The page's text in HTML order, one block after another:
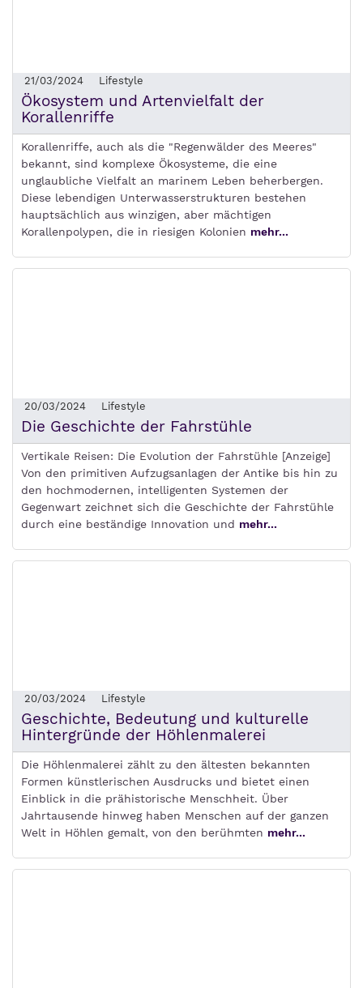
21/03/2024 Lifestyle
Ökosystem und Artenvielfalt der
Korallenriffe
Korallenriffe, auch als die "Regenwälder des Meeres"
bekannt, sind komplexe Ökosysteme, die eine
unglaubliche Vielfalt an marinem Leben beherbergen.
Diese lebendigen Unterwasserstrukturen bestehen
hauptsächlich aus winzigen, aber mächtigen
Korallenpolypen, die in riesigen Kolonien mehr...
20/03/2024 Lifestyle
Die Geschichte der Fahrstühle
Vertikale Reisen: Die Evolution der Fahrstühle [Anzeige]
Von den primitiven Aufzugsanlagen der Antike bis hin zu
den hochmodernen, intelligenten Systemen der
Gegenwart zeichnet sich die Geschichte der Fahrstühle
durch eine beständige Innovation und mehr...
20/03/2024 Lifestyle
Geschichte, Bedeutung und kulturelle
Hintergründe der Höhlenmalerei
Die Höhlenmalerei zählt zu den ältesten bekannten
Formen künstlerischen Ausdrucks und bietet einen
Einblick in die prähistorische Menschheit. Über
Jahrtausende hinweg haben Menschen auf der ganzen
Welt in Höhlen gemalt, von den berühmten mehr...